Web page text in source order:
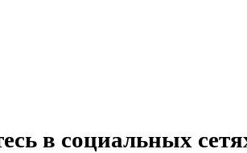
в социальных